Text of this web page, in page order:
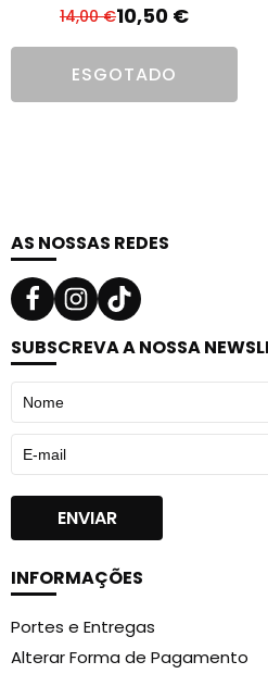
14,00€ O
preço
original
era:
10,50 €
O
preço
atual
é:
ESGOTADO
AS NOSSAS REDES
SUBSCREVA A NOSSA
INFORMAÇÕES
Portes e Entregas
Alterar Forma de Pagamento